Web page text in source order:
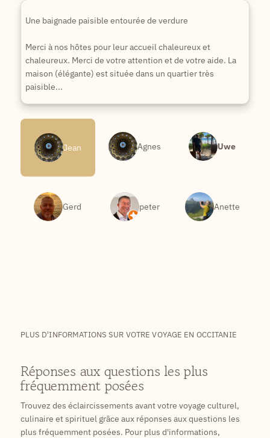
Une baignade paisible entourée de verdure
Merci à nos hôtes pour leur accueil chaleureux et
chaleureux. Merci de votre attention et de votre aide. La
maison (élégante) est située dans un quartier très
paisible...
Jean Agnes Uwe
Gerd peter Anette
PLUS D'INFORMATIONS SUR VOTRE VOYAGE EN OCCITANIE
Réponses aux questions les plus
fréquemment posées
Trouvez des éclaircissements avant votre voyage culturel,
culinaire et spirituel grâce aux réponses aux questions les
plus fréquemment posées. Pour plus d'informations,